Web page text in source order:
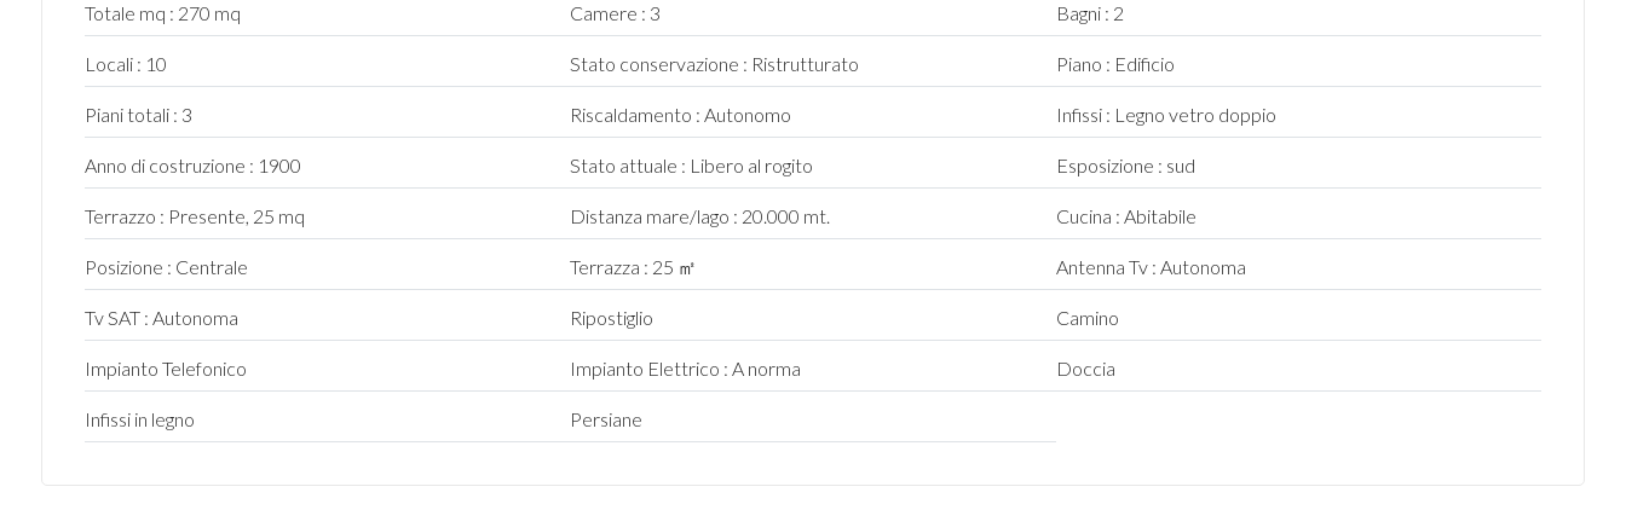
Totale mq : 270 mq Camere : 3 Bagni : 2
Locali : 10 Stato conservazione : Ristrutturato Piano : Edificio
Piani totali : 3 Riscaldamento : Autonomo Infissi : Legno vetro doppio
Anno di costruzione : 1900 Stato attuale : Libero al rogito Esposizione : sud
Terrazzo : Presente, 25 mq Distanza mare/lago : 20.000 mt. Cucina : Abitabile
Posizione : Centrale Terrazza : 25 ㎡ Antenna Tv : Autonoma
Tv SAT : Autonoma Ripostiglio Camino
Impianto Telefonico Impianto Elettrico : A norma Doccia
Infissi in legno Persiane
Camere
minime